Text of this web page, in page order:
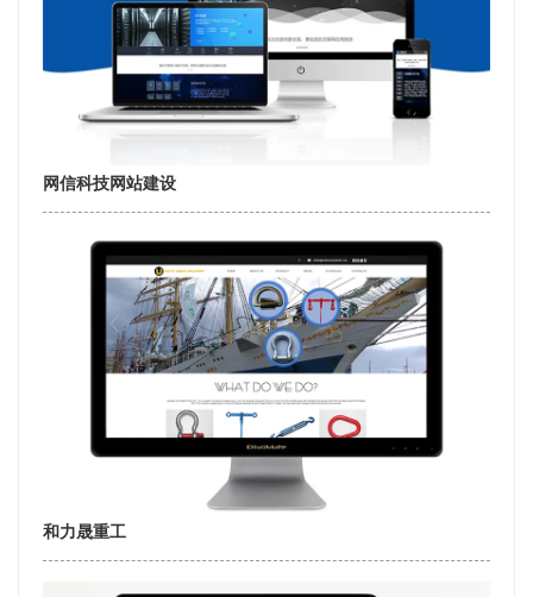
网信科技网站建设
和力晟重工